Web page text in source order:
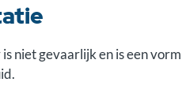
niet gevaarlijk en is een